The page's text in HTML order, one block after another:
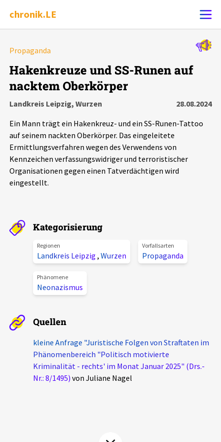
chronik.LE
Chronik
Leipziger Zustände
Schlaglichter
Aktuelles
Alle Beiträge
Veranstaltungen
Pressemitteilungen
Podcasts
Über uns
Projektbeschreibung
Unterstützer_innen
chronik.LE in der Presse
Propaganda
Hakenkreuze und SS-Runen auf
nacktem Oberkörper
Landkreis Leipzig, Wurzen
28.08.2024
Ein Mann trägt ein Hakenkreuz- und ein SS-Runen-Tattoo
auf seinem nackten Oberkörper. Das eingeleitete
Ermittlungsverfahren wegen des Verwendens von
Kennzeichen verfassungswidriger und terroristischer
Organisationen gegen einen Tatverdächtigen wird
eingestellt.
Kategorisierung
Regionen
Landkreis Leipzig , Wurzen
Vorfallsarten
Propaganda
Phänomene
Neonazismus
Quellen
kleine Anfrage "Juristische Folgen von Straftaten im
Phänomenbereich "Politisch motivierte
Kriminalität - rechts' im Monat Januar 2025" (Drs.-
Nr.: 8/1495) von Juliane Nagel
Alle Ereignisse
Ereignisse
Ereignisse Statistik